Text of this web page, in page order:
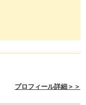
プロフィール詳細＞＞